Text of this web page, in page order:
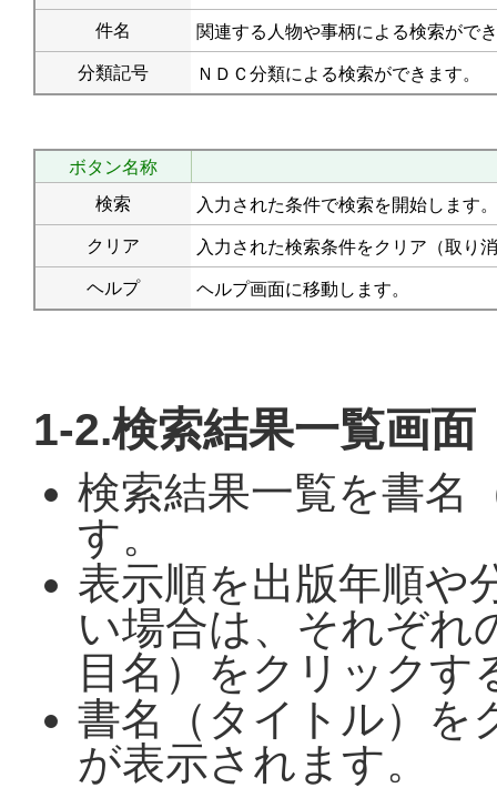
件名 関連する人物や事柄による検索がで
分類記号 ＮＤＣ分類による検索ができます。
ボタン名称
検索
入力された条件で検索を開始します。
クリア 入力された検索条件をクリア（取り
ヘルプ ヘルプ画面に移動します。
1-2.検索結果一覧画面
検索結果一覧を書名
す。
表示順を出版年順や
い場合は、それぞれ
目名）をクリックす
書名（タイトル）を
が表示されます。